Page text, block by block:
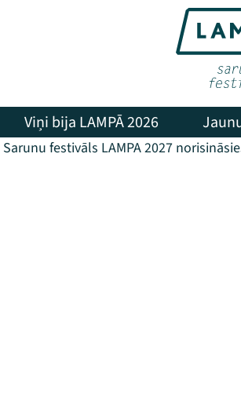
Viņi bija LAMPĀ 2026
Sarunu festivāls LAMPA 2027